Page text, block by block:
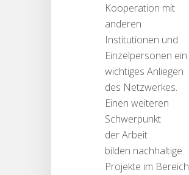
Kooperation mit
anderen
Institutionen und
Einzelpersonen ein
wichtiges Anliegen
des Netzwerkes.
Einen weiteren
Schwerpunkt
der Arbeit
bilden nachhaltige
Projekte im Bereich